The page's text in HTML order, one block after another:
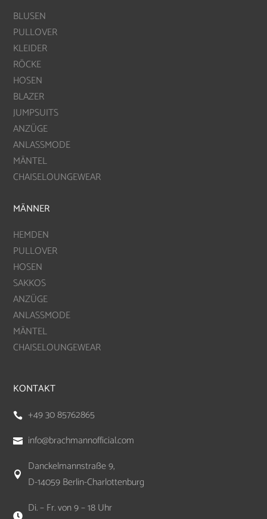
BLUSEN
PULLOVER
KLEIDER
RÖCKE
HOSEN
BLAZER
JUMPSUITS
ANZÜGE
ANLASSMODE
MÄNTEL
CHAISELOUNGEWEAR
MÄNNER
HEMDEN
PULLOVER
HOSEN
SAKKOS
ANZÜGE
ANLASSMODE
MÄNTEL
CHAISELOUNGEWEAR
KONTAKT
 +49 30 85762865
 info@brachmannofficial.com

Danckelmannstraße 9,
D-14059 Berlin-Charlottenburg

Di. – Fr. von 9 – 18 Uhr